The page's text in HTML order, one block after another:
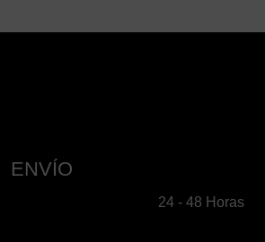
variantes.
página
ENVÍO
24 - 48 Horas